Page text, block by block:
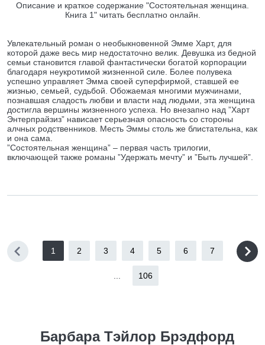
Описание и краткое содержание "Состоятельная женщина.
Книга 1" читать бесплатно онлайн.
Увлекательный роман о необыкновенной Эмме Харт, для
которой даже весь мир недостаточно велик. Девушка из бедной
семьи становится главой фантастически богатой корпорации
благодаря неукротимой жизненной силе. Более полувека
успешно управляет Эмма своей суперфирмой, ставшей ее
жизнью, семьей, судьбой. Обожаемая многими мужчинами,
познавшая сладость любви и власти над людьми, эта женщина
достигла вершины жизненного успеха. Но внезапно над ”Харт
Энтерпрайзиз” нависает серьезная опасность со стороны
алчных родственников. Месть Эммы столь же блистательна, как
и она сама.
”Состоятельная женщина” – первая часть трилогии,
включающей также романы ”Удержать мечту” и ”Быть лучшей”.
1 2 3 4 5 6 7
106
Барбара Тэйлор Брэдфорд